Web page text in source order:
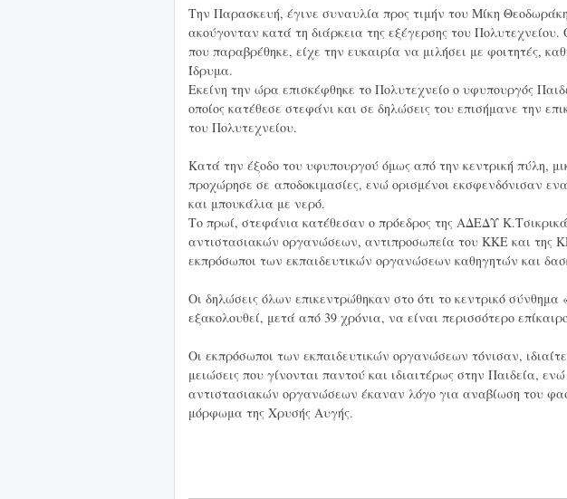
Την Παρασκευή, έγινε συναυλία προς τιμήν του Μίκη
ακούγονταν κατά τη διάρκεια της εξέγερσης του Πολυτεχνείου.
που παραβρέθηκε, είχε την ευκαιρία να μιλήσει με φοιτητές,
Ίδρυμα.
Εκείνη την ώρα επισκέφθηκε το Πολυτεχνείο ο υφυπουργός
οποίος κατέθεσε στεφάνι και σε δηλώσεις του επισήμανε την
του Πολυτεχνείου.
Κατά την έξοδο του υφυπουργού όμως από την κεντρική πύλη,
προχώρησε σε αποδοκιμασίες, ενώ ορισμένοι εκσφενδόνισαν
και μπουκάλια με νερό.
Το πρωί, στεφάνια κατέθεσαν ο πρόεδρος της ΑΔΕΔΥ
αντιστασιακών οργανώσεων, αντιπροσωπεία του ΚΚΕ και της
εκπρόσωποι των εκπαιδευτικών οργανώσεων καθηγητών και
Οι δηλώσεις όλων επικεντρώθηκαν στο ότι το κεντρικό
εξακολουθεί, μετά από 39 χρόνια, να είναι περισσότερο
Οι εκπρόσωποι των εκπαιδευτικών οργανώσεων τόνισαν,
μειώσεις που γίνονται παντού και ιδιαιτέρως στην Παιδεία,
αντιστασιακών οργανώσεων έκαναν λόγο για αναβίωση του
μόρφωμα της Χρυσής Αυγής.